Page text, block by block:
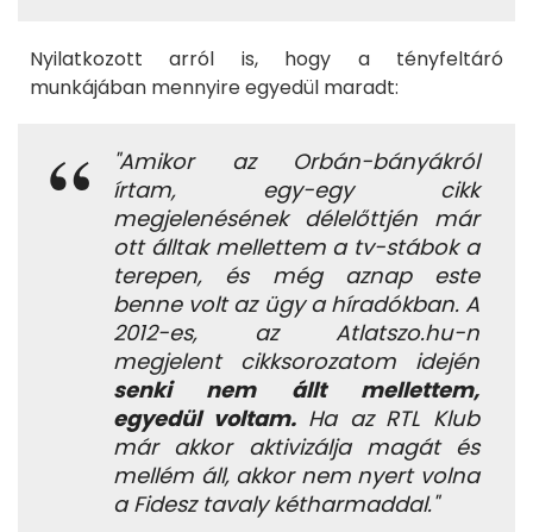
Nyilatkozott arról is, hogy a tényfeltáró
munkájában mennyire egyedül maradt:
"Amikor az Orbán-bányákról
írtam, egy-egy cikk
megjelenésének délelőttjén már
ott álltak mellettem a tv-stábok a
terepen, és még aznap este
benne volt az ügy a híradókban. A
2012-es, az Atlatszo.hu-n
megjelent cikksorozatom idején
senki nem állt mellettem,
egyedül voltam.Ha az RTL Klub
már akkor aktivizálja magát és
mellém áll, akkor nem nyert volna
a Fidesz tavaly kétharmaddal."